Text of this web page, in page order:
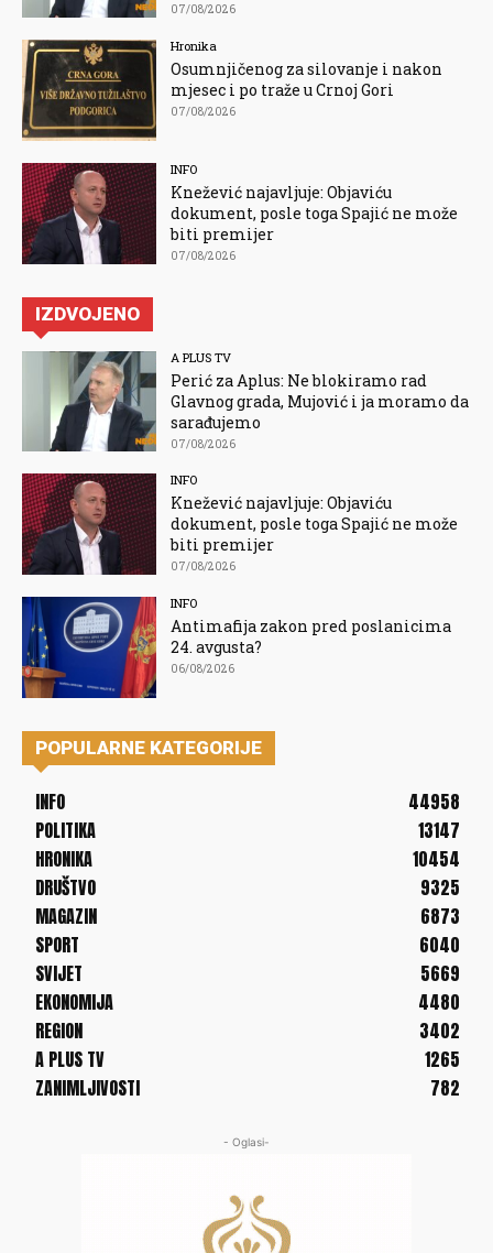
07/08/2026
Hronika
Osumnjičenog za silovanje i nakon
mjesec i po traže u Crnoj Gori
07/08/2026
INFO
Knežević najavljuje: Objaviću
dokument, posle toga Spajić ne može
biti premijer
07/08/2026
IZDVOJENO
A PLUS TV
Perić za Aplus: Ne blokiramo rad
Glavnog grada, Mujović i ja moramo da
sarađujemo
07/08/2026
INFO
Knežević najavljuje: Objaviću
dokument, posle toga Spajić ne može
biti premijer
07/08/2026
INFO
Antimafija zakon pred poslanicima
24. avgusta?
06/08/2026
POPULARNE KATEGORIJE
INFO
44958
POLITIKA
13147
HRONIKA
10454
DRUŠTVO
9325
MAGAZIN
6873
SPORT
6040
SVIJET
5669
EKONOMIJA
4480
REGION
3402
A PLUS TV
1265
ZANIMLJIVOSTI
782
- Oglasi-